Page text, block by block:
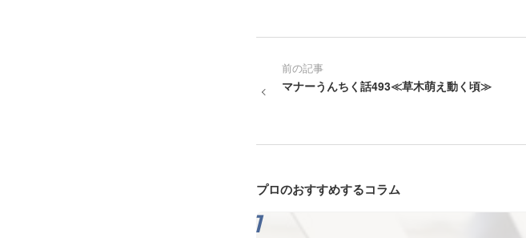
前の記事
マナーうんちく話493≪草木萌え動く頃≫
プロのおすすめするコラム